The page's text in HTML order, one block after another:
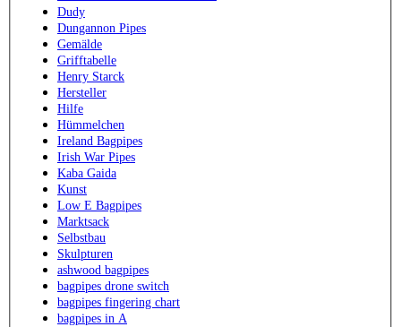
Dudy
Dungannon Pipes
Gemälde
Grifftabelle
Henry Starck
Hersteller
Hilfe
Hümmelchen
Ireland Bagpipes
Irish War Pipes
Kaba Gaida
Kunst
Low E Bagpipes
Marktsack
Selbstbau
Skulpturen
ashwood bagpipes
bagpipes drone switch
bagpipes fingering chart
bagpipes in A